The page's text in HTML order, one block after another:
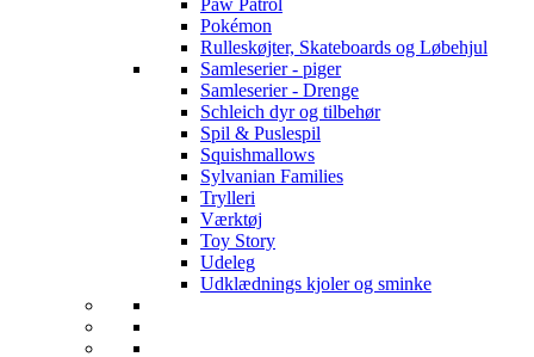
Pokémon
Rulleskøjter, Skateboards og Løbehjul
Samleserier - piger
Samleserier - Drenge
Schleich dyr og tilbehør
Spil & Puslespil
Squishmallows
Sylvanian Families
Trylleri
Værktøj
Toy Story
Udeleg
Udklædnings kjoler og sminke